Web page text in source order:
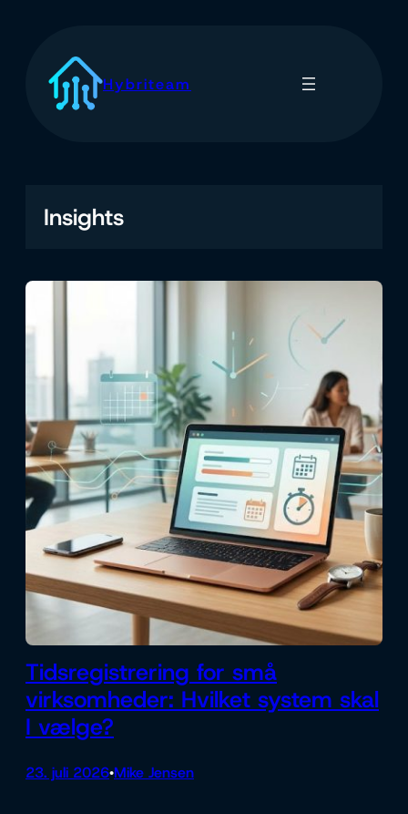
Hybriteam
Insights
Tidsregistrering for små
virksomheder: Hvilket system skal
I vælge?
23. juli 2026•Mike Jensen